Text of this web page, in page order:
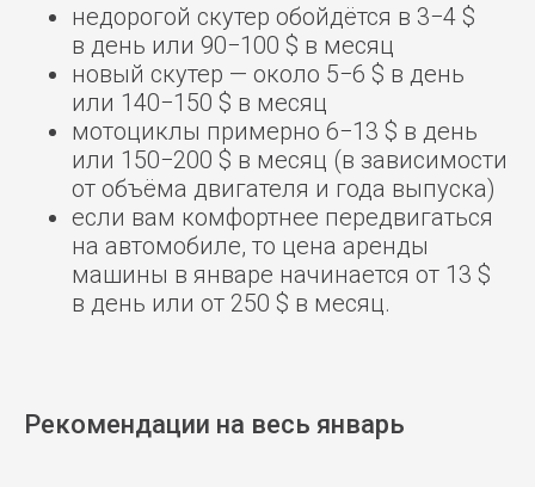
недорогой скутер обойдётся в 3−4 $
в день или 90−100 $ в месяц
новый скутер — около 5−6 $ в день
или 140−150 $ в месяц
мотоциклы примерно 6−13 $ в день
или 150−200 $ в месяц (в зависимости
от объёма двигателя и года выпуска)
если вам комфортнее передвигаться
на автомобиле, то цена аренды
машины в январе начинается от 13 $
в день или от 250 $ в месяц.
Рекомендации на весь январь